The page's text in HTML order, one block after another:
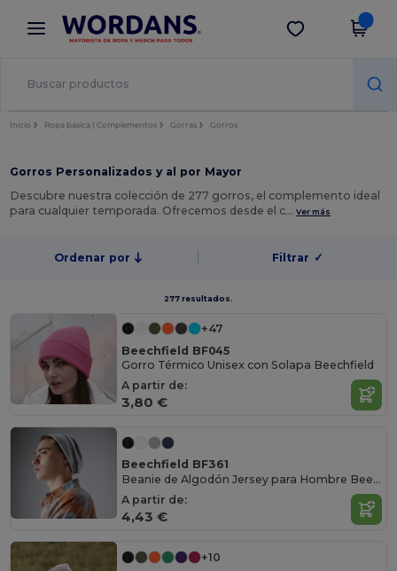
× App de Wordans
¡Mejores precios en app!
Descargar app
Inicio Ropa básica | Complementos Gorras Gorros
Gorros Personalizados y al por Mayor
Descubre nuestra colección de 277 gorros, el complemento ideal
para cualquier temporada. Ofrecemos desde el c…Ver más
Ordenar por Filtrar ✓
277 resultados.
+47
Beechfield BF045
Gorro Térmico Unisex con Solapa Beechfield
A partir de:
3,80 €
Beechfield BF361
Beanie de Algodón Jersey para Hombre Beechfield
A partir de:
4,43 €
+10